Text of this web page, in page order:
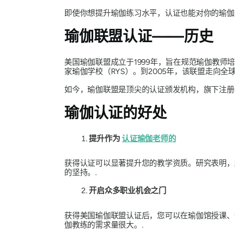
即使你想提升瑜伽练习水平，认证也能对你的瑜
瑜伽联盟认证——历史
美国瑜伽联盟成立于1999年，旨在规范瑜伽教师
家瑜伽学校（RYS）。到2005年，该联盟走向全
如今，瑜伽联盟是顶尖的认证颁发机构，旗下注
瑜伽认证的好处
提升作为认证瑜伽老师的
获得认证可以显著提升您的教学资质。研究表明
的坚持。.
开启众多职业机会之门
获得美国瑜伽联盟认证后，您可以在瑜伽馆授课
伽教练的需求量很大。.